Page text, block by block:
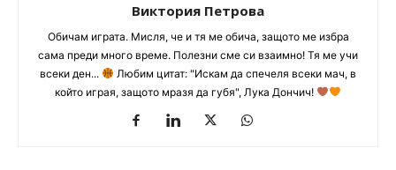
Виктория Петрова
Обичам играта. Мисля, че и тя ме обича, защото ме избра
сама преди много време. Полезни сме си взаимно! Тя ме учи
всеки ден...
Любим цитат: "Искам да спечеля всеки мач, в
който играя, защото мразя да губя", Лука Дончич!